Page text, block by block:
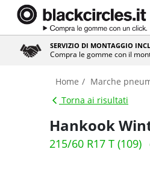
SERVIZIO DI MONTAGGIO
Compra le gomme con il
Home Marche
Torna ai risultati
Hankook
215/60 R17 T (109)